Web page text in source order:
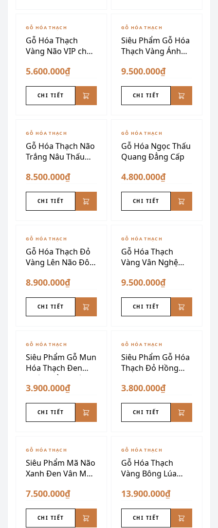
GỖ HÓA THẠCH
Gỗ Hóa Thạch
Vàng Não VIP chấn
5.600.000₫
CHI TIẾT
GỖ HÓA THẠCH
Siêu Phẩm Gỗ Hóa
Thạch Vàng Ánh
9.500.000₫
CHI TIẾT
GỖ HÓA THẠCH
Gỗ Hóa Thạch Não
Trắng Nâu Thấu
8.500.000₫
CHI TIẾT
GỖ HÓA THẠCH
Gỗ Hóa Ngọc Thấu
Quang Đẳng Cấp
4.800.000₫
CHI TIẾT
GỖ HÓA THẠCH
Gỗ Hóa Thạch Đỏ
Vàng Lên Não Đôn
8.900.000₫
CHI TIẾT
GỖ HÓA THẠCH
Gỗ Hóa Thạch
Vàng Vân Nghệ
9.500.000₫
CHI TIẾT
GỖ HÓA THẠCH
Siêu Phẩm Gỗ Mun
Hóa Thạch Đen
Tuyền Đẳng Cấp
3.900.000₫
CHI TIẾT
GỖ HÓA THẠCH
Siêu Phẩm Gỗ Hóa
Thạch Đỏ Hồng
3.800.000₫
CHI TIẾT
GỖ HÓA THẠCH
Siêu Phẩm Mã Não
Xanh Đen Vân Mây
7.500.000₫
CHI TIẾT
GỖ HÓA THẠCH
Gỗ Hóa Thạch
Vàng Bông Lúa
13.900.000₫
CHI TIẾT